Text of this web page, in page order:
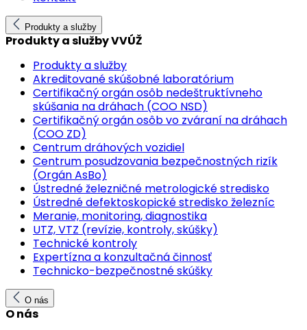
Produkty a služby
Produkty a služby VVÚŽ
Produkty a služby
Akreditované skúšobné laboratórium
Certifikačný orgán osôb nedeštruktívneho
skúšania na dráhach (COO NSD)
Certifikačný orgán osôb vo zváraní na dráhach
(COO ZD)
Centrum dráhových vozidiel
Centrum posudzovania bezpečnostných rizík
(Orgán AsBo)
Ústredné železničné metrologické stredisko
Ústredné defektoskopické stredisko železníc
Meranie, monitoring, diagnostika
UTZ, VTZ (revízie, kontroly, skúšky)
Technické kontroly
Expertízna a konzultačná činnosť
Technicko-bezpečnostné skúšky
O nás
O nás